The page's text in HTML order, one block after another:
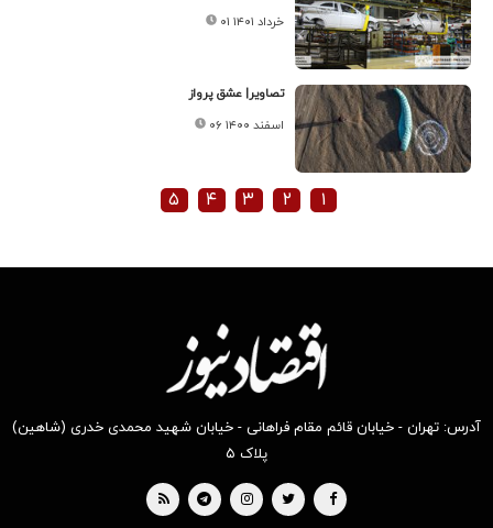
۰۱ خرداد ۱۴۰۱
تصاویر| عشق پرواز
۰۶ اسفند ۱۴۰۰
۱ ۲ ۳ ۴ ۵
آدرس: تهران - خیابان قائم مقام فراهانی - خیابان شهید محمدی خدری (شاهین)
پلاک ۵